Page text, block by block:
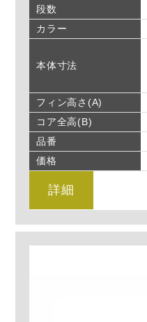
段数
カラー
本体寸法
フィン高さ(A)
コア全高(B)
品番
価格
詳細